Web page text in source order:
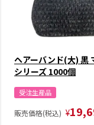
ヘアーバンド(大) 黒
シリーズ 1000個
受注生産品
販売価格(税込) ¥